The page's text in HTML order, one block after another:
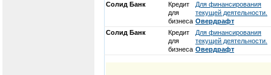
Солид Банк
Кредит
для
бизнеса
Для финансирования
текущей деятельности.
Овердрафт
Солид Банк
Кредит
для
бизнеса
Для финансирования
текущей деятельности.
Овердрафт